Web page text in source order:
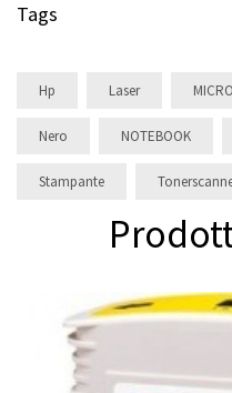
Tags
Hp Laser
Nero NOTEBOOK
Stampante